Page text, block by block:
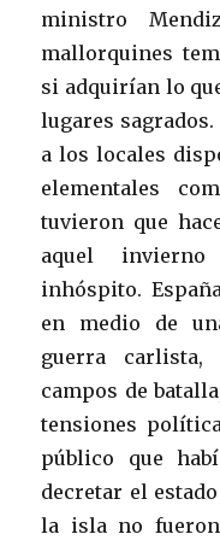
ministro
mallorquines
si adquirían lo
lugares
a los locales
elementales
tuvieron que
aquel
inhóspito.
en medio de
guerra
campos de
tensiones
público que
decretar el
la isla no fueron